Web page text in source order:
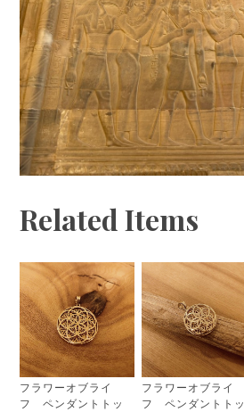
Related Items
フラワーオブライ
フ ペンダントトッ
フラワーオブライ
フ ペンダントトッ